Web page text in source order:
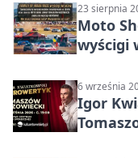
23 sierpnia
Moto
wyścigi
6 września
Igor